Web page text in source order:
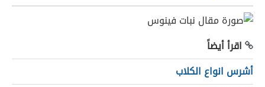
اقرأ أيضاً
أشرس انواع الكلاب